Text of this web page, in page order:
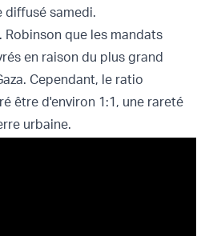
diffusé samedi.
Robinson que les mandats
en raison du plus grand
Cependant, le ratio
être d'environ 1:1, une rareté
urbaine.